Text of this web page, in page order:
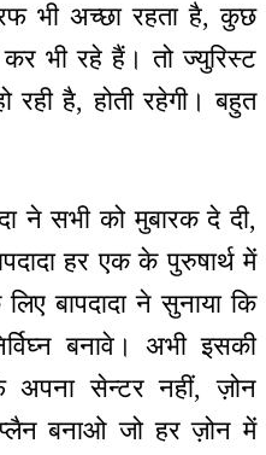
भी अच्छा रहता है, कुछ
भी रहे हैं। तो ज्युरिस्ट
है, होती रहेगी। बहुत
ने सभी को मुबारक दे दी,
हर एक के पुरुषार्थ में
बापदादा ने सुनाया कि
बनावे। अभी इसकी
अपना सेन्टर नहीं, ज़ोन
प्लैन बनाओ जो हर ज़ोन में